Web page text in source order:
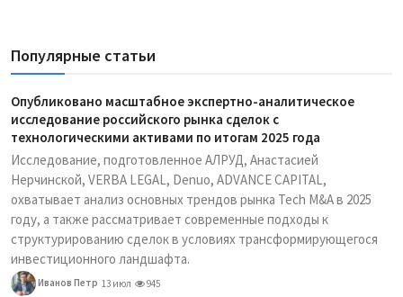
Популярные статьи
Опубликовано масштабное экспертно-аналитическое
исследование российского рынка сделок с
технологическими активами по итогам 2025 года
Исследование, подготовленное АЛРУД, Анастасией
Нерчинской, VERBA LEGAL, Denuo, ADVANCE CAPITAL,
охватывает анализ основных трендов рынка Tech M&A в 2025
году, а также рассматривает современные подходы к
структурированию сделок в условиях трансформирующегося
инвестиционного ландшафта.
Иванов Петр 13 июл 945